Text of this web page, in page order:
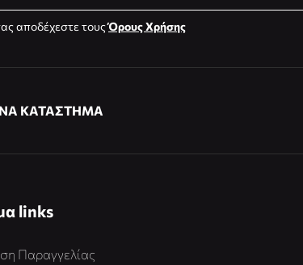
αποδέχεστε τουςΌρους Χρήσης
ΚΑΤΑΣΤΗΜΑ
links
Παραγγελίας